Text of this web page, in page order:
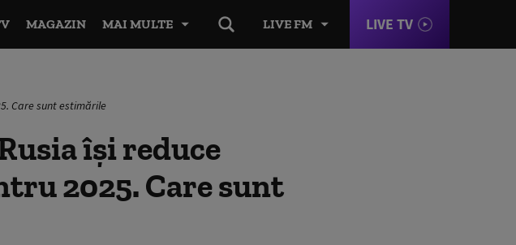
LIVE FM LIVE TV
MAGAZIN MAI MULTE
Care sunt estimările
își reduce
2025. Care sunt